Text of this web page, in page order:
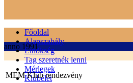
Főoldal
Alapszabály
Elnökség
Tag szeretnék lenni
Mérlegek
Klubélet
anno 1991
MEM Klub rendezvény